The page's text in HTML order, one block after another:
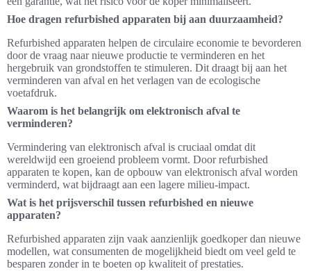
Hoe dragen refurbished apparaten bij aan duurzaamheid?
Refurbished apparaten helpen de circulaire economie te bevorderen
door de vraag naar nieuwe productie te verminderen en het
hergebruik van grondstoffen te stimuleren. Dit draagt bij aan het
verminderen van afval en het verlagen van de ecologische
voetafdruk.
Waarom is het belangrijk om elektronisch afval te
verminderen?
Vermindering van elektronisch afval is cruciaal omdat dit
wereldwijd een groeiend probleem vormt. Door refurbished
apparaten te kopen, kan de opbouw van elektronisch afval worden
verminderd, wat bijdraagt aan een lagere milieu-impact.
Wat is het prijsverschil tussen refurbished en nieuwe
apparaten?
Refurbished apparaten zijn vaak aanzienlijk goedkoper dan nieuwe
modellen, wat consumenten de mogelijkheid biedt om veel geld te
besparen zonder in te boeten op kwaliteit of prestaties.